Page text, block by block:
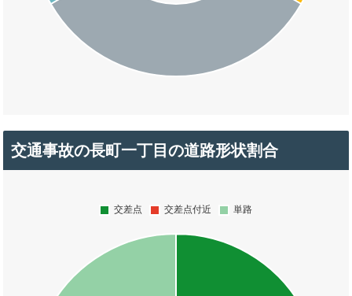
交通事故の長町一丁目の道路形状割合